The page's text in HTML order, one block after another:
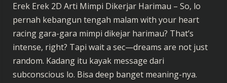
Erek Erek 2D Arti Mimpi Dikerjar Harimau – So, lo
pernah kebangun tengah malam with your heart
racing gara-gara mimpi dikejar harimau? That’s
intense, right? Tapi wait a sec—dreams are not just
random. Kadang itu kayak message dari
subconscious lo. Bisa deep banget meaning-nya.